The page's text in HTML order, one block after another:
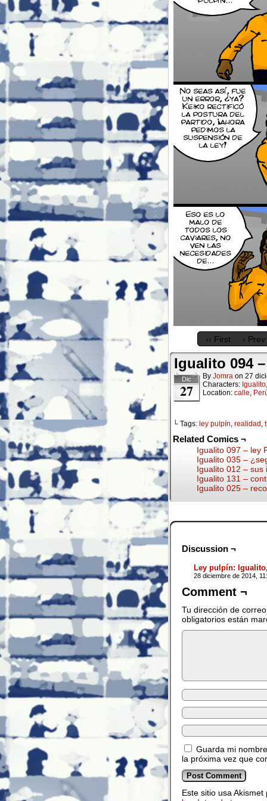
‹‹ First ‹ Prev
Igualito 094
Dic
27
By Jomra on 27
Characters: Igualito
Location: calle,
└ Tags: ley pulpín, realidad ,
Related Comics ¬
Igualito 097 – ley
Igualito 035 –
Igualito 012 – sus
Igualito 131 –
Igualito 025 –
Discussion ¬
Ley pulpín:
28 diciembre de 2014,
Comment ¬
Tu dirección de
obligatorios están
Guarda mi
la próxima vez que
Este sitio usa